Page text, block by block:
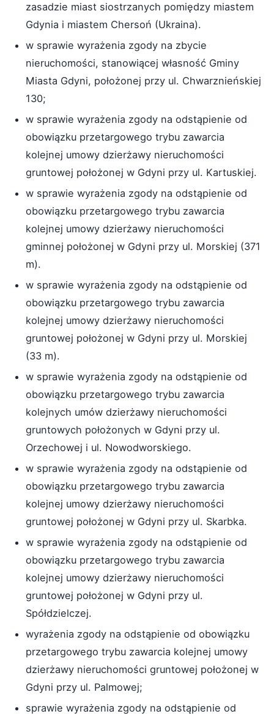
zasadzie miast siostrzanych pomiędzy miastem
Gdynia i miastem Chersoń (Ukraina).
w sprawie wyrażenia zgody na zbycie
nieruchomości, stanowiącej własność Gminy
Miasta Gdyni, położonej przy ul. Chwarznieńskiej
130;
w sprawie wyrażenia zgody na odstąpienie od
obowiązku przetargowego trybu zawarcia
kolejnej umowy dzierżawy nieruchomości
gruntowej położonej w Gdyni przy ul. Kartuskiej.
w sprawie wyrażenia zgody na odstąpienie od
obowiązku przetargowego trybu zawarcia
kolejnej umowy dzierżawy nieruchomości
gminnej położonej w Gdyni przy ul. Morskiej (371
m).
w sprawie wyrażenia zgody na odstąpienie od
obowiązku przetargowego trybu zawarcia
kolejnej umowy dzierżawy nieruchomości
gruntowej położonej w Gdyni przy ul. Morskiej
(33 m).
w sprawie wyrażenia zgody na odstąpienie od
obowiązku przetargowego trybu zawarcia
kolejnych umów dzierżawy nieruchomości
gruntowych położonych w Gdyni przy ul.
Orzechowej i ul. Nowodworskiego.
w sprawie wyrażenia zgody na odstąpienie od
obowiązku przetargowego trybu zawarcia
kolejnej umowy dzierżawy nieruchomości
gruntowej położonej w Gdyni przy ul. Skarbka.
w sprawie wyrażenia zgody na odstąpienie od
obowiązku przetargowego trybu zawarcia
kolejnej umowy dzierżawy nieruchomości
gruntowej położonej w Gdyni przy ul.
Spółdzielczej.
wyrażenia zgody na odstąpienie od obowiązku
przetargowego trybu zawarcia kolejnej umowy
dzierżawy nieruchomości gruntowej położonej w
Gdyni przy ul. Palmowej;
sprawie wyrażenia zgody na odstąpienie od